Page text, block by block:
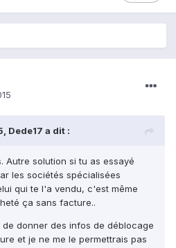
Dede17 a dit :
Autre solution si tu as essayé
les sociétés spécialisées
qui te l'a vendu, c'est même
ça sans facture..
donner des infos de déblocage
et je ne me le permettrais pas